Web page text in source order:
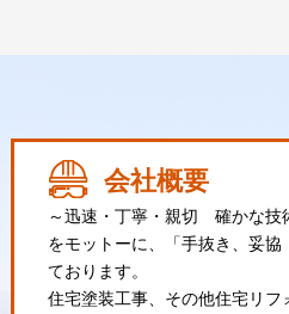
会社概要
～迅速・丁寧・親切 確かな技
をモットーに、「手抜き、妥
ております。
住宅塗装工事、その他住宅リフ